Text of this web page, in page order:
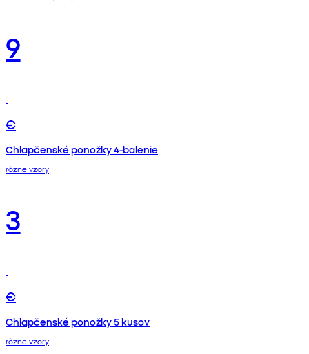
9
€
Chlapčenské ponožky 4-balenie
rôzne vzory
3
€
Chlapčenské ponožky 5 kusov
rôzne vzory